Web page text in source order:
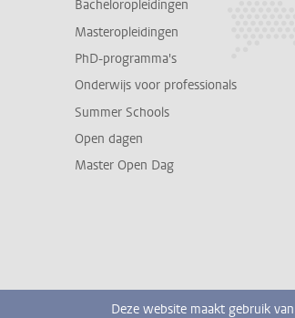
Bacheloropleidingen
Masteropleidingen
PhD-programma's
Onderwijs voor professionals
Summer Schools
Open dagen
Master Open Dag
Deze website maakt gebruik